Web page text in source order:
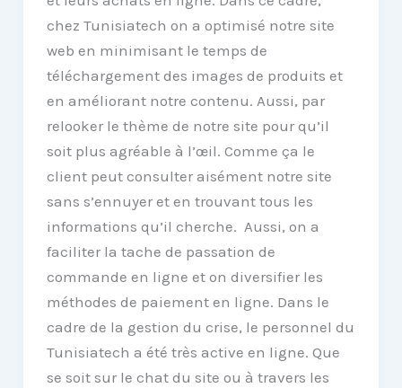
chez Tunisiatech on a optimisé notre site
web en minimisant le temps de
téléchargement des images de produits et
en améliorant notre contenu. Aussi, par
relooker le thème de notre site pour qu’il
soit plus agréable à l’œil. Comme ça le
client peut consulter aisément notre site
sans s’ennuyer et en trouvant tous les
informations qu’il cherche. Aussi, on a
faciliter la tache de passation de
commande en ligne et on diversifier les
méthodes de paiement en ligne. Dans le
cadre de la gestion du crise, le personnel du
Tunisiatech a été très active en ligne. Que
se soit sur le chat du site ou à travers les